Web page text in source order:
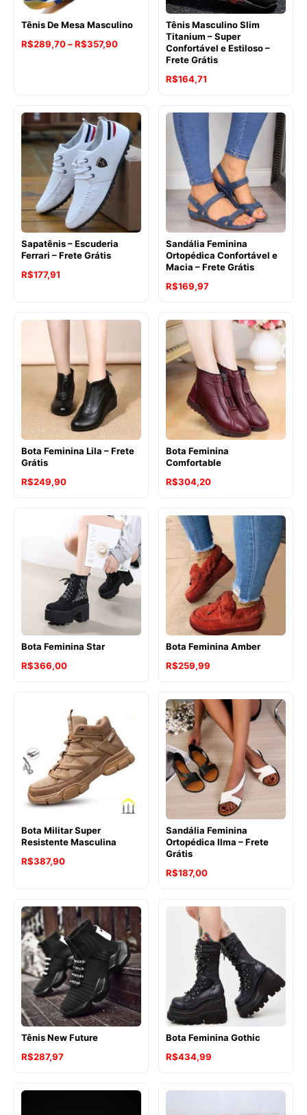
Tênis De Mesa Masculino
R$289,70–R$357,90Faixa
através
R$357,90
Tênis Masculino Slim
Titanium – Super
Confortável e Estiloso –
Frete Grátis
R$164,71
Sapatênis – Escuderia
Ferrari – Frete Grátis
R$177,91
Sandália Feminina
Ortopédica Confortável e
Macia – Frete Grátis
R$169,97
Bota Feminina Lila – Frete
Grátis
R$249,90
Bota Feminina
Comfortable
R$304,20
Bota Feminina Star
R$366,00
Bota Feminina Amber
R$259,99
Bota Militar Super
Resistente Masculina
R$387,90
Sandália Feminina
Ortopédica Ilma – Frete
Grátis
R$187,00
Tênis New Future
R$287,97
Bota Feminina Gothic
R$434,99